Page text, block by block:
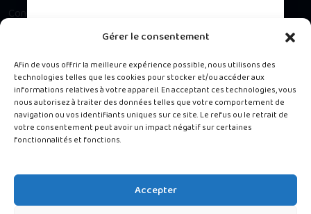
Gérer le consentement
Afin de vous offrir la meilleure expérience possible, nous utilisons des
technologies telles que les cookies pour stocker et/ou accéder aux
informations relatives à votre appareil. En acceptant ces technologies, vous
nous autorisez à traiter des données telles que votre comportement de
navigation ou vos identifiants uniques sur ce site. Le refus ou le retrait de
votre consentement peut avoir un impact négatif sur certaines
fonctionnalités et fonctions.
Accepter
Contact
Besoin d’un conseil ?
Contacter notre Service Client du lundi au vendredi, 9h à 16h.
488 rue de la Chapelle, Jarry 97122 Baie-Mahault
melissa@materneal.fr